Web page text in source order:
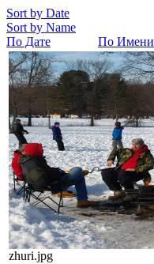
Sort by Date
Sort by Name
По Дате
По Имени
zhuri.jpg